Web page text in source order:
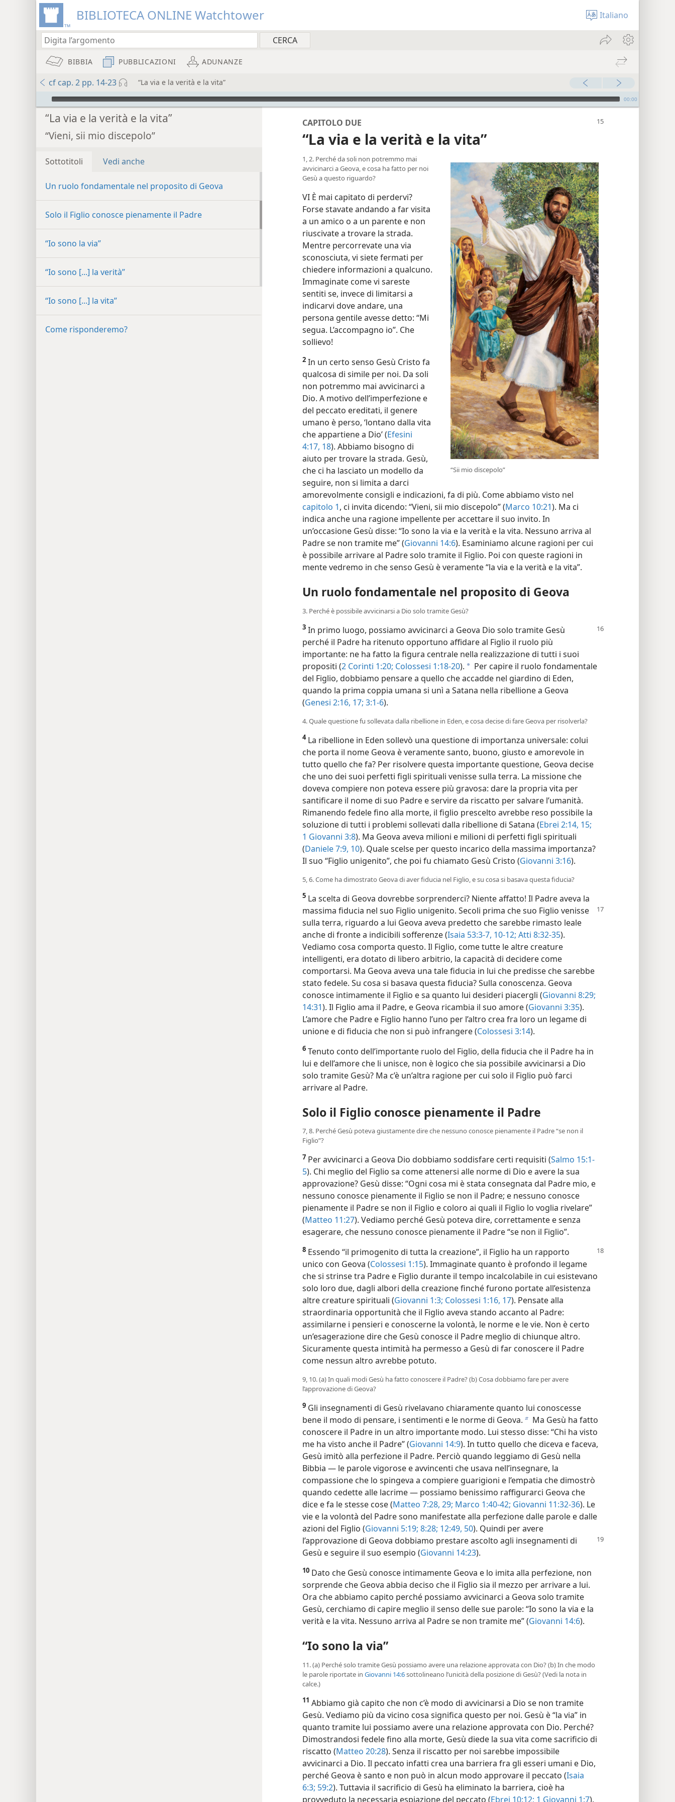
BIBLIOTECA ONLINE Watchtower Italiano
BIBBIA PUBBLICAZIONI ADUNANZE
cf cap. 2 pp. 14-23 “La via e la verità e la vita”
Audio Player 00:00
“La via e la verità e la vita”
“Vieni, sii mio discepolo”
Sottotitoli Vedi anche
Un ruolo fondamentale nel proposito di Geova
Solo il Figlio conosce pienamente il Padre
“Io sono la via”
“Io sono [...] la verità”
“Io sono [...] la vita”
Come risponderemo?
CAPITOLO DUE
“La via e la verità e la vita”
“Sii mio discepolo”
1, 2. Perché da soli non potremmo mai
avvicinarci a Geova, e cosa ha fatto per noi
Gesù a questo riguardo?
VI È mai capitato di perdervi?
Forse stavate andando a far visita
a un amico o a un parente e non
riuscivate a trovare la strada.
Mentre percorrevate una via
sconosciuta, vi siete fermati per
chiedere informazioni a qualcuno.
Immaginate come vi sareste
sentiti se, invece di limitarsi a
indicarvi dove andare, una
persona gentile avesse detto: “Mi
segua. L’accompagno io”. Che
sollievo!
2 In un certo senso Gesù Cristo fa
qualcosa di simile per noi. Da soli
non potremmo mai avvicinarci a
Dio. A motivo dell’imperfezione e
del peccato ereditati, il genere
umano è perso, ‘lontano dalla vita
che appartiene a Dio’ (Efesini
4:17, 18). Abbiamo bisogno di
aiuto per trovare la strada. Gesù,
che ci ha lasciato un modello da
seguire, non si limita a darci
amorevolmente consigli e indicazioni, fa di più. Come abbiamo visto nel
capitolo 1, ci invita dicendo: “Vieni, sii mio discepolo” (Marco 10:21). Ma ci
indica anche una ragione impellente per accettare il suo invito. In
un’occasione Gesù disse: “Io sono la via e la verità e la vita. Nessuno arriva al
Padre se non tramite me” (Giovanni 14:6). Esaminiamo alcune ragioni per cui
è possibile arrivare al Padre solo tramite il Figlio. Poi con queste ragioni in
mente vedremo in che senso Gesù è veramente “la via e la verità e la vita”.
Un ruolo fondamentale nel proposito di Geova
3. Perché è possibile avvicinarsi a Dio solo tramite Gesù?
3 In primo luogo, possiamo avvicinarci a Geova Dio solo tramite Gesù
perché il Padre ha ritenuto opportuno affidare al Figlio il ruolo più
importante: ne ha fatto la figura centrale nella realizzazione di tutti i suoi
propositi (2 Corinti 1:20; Colossesi 1:18-20). a Per capire il ruolo fondamentale
del Figlio, dobbiamo pensare a quello che accadde nel giardino di Eden,
quando la prima coppia umana si unì a Satana nella ribellione a Geova
(Genesi 2:16, 17; 3:1-6).
4. Quale questione fu sollevata dalla ribellione in Eden, e cosa decise di fare Geova per risolverla?
4La ribellione in Eden sollevò una questione di importanza universale: colui
che porta il nome Geova è veramente santo, buono, giusto e amorevole in
tutto quello che fa? Per risolvere questa importante questione, Geova decise
che uno dei suoi perfetti figli spirituali venisse sulla terra. La missione che
doveva compiere non poteva essere più gravosa: dare la propria vita per
santificare il nome di suo Padre e servire da riscatto per salvare l’umanità.
Rimanendo fedele fino alla morte, il figlio prescelto avrebbe reso possibile la
soluzione di tutti i problemi sollevati dalla ribellione di Satana (Ebrei 2:14, 15;
1 Giovanni 3:8). Ma Geova aveva milioni e milioni di perfetti figli spirituali
(Daniele 7:9, 10). Quale scelse per questo incarico della massima importanza?
Il suo “Figlio unigenito”, che poi fu chiamato Gesù Cristo (Giovanni 3:16).
5, 6. Come ha dimostrato Geova di aver fiducia nel Figlio, e su cosa si basava questa fiducia?
5 La scelta di Geova dovrebbe sorprenderci? Niente affatto! Il Padre aveva la
massima fiducia nel suo Figlio unigenito. Secoli prima che suo Figlio venisse
sulla terra, riguardo a lui Geova aveva predetto che sarebbe rimasto leale
anche di fronte a indicibili sofferenze (Isaia 53:3-7, 10-12; Atti 8:32-35).
Vediamo cosa comporta questo. Il Figlio, come tutte le altre creature
intelligenti, era dotato di libero arbitrio, la capacità di decidere come
comportarsi. Ma Geova aveva una tale fiducia in lui che predisse che sarebbe
stato fedele. Su cosa si basava questa fiducia? Sulla conoscenza. Geova
conosce intimamente il Figlio e sa quanto lui desideri piacergli (Giovanni 8:29;
14:31). Il Figlio ama il Padre, e Geova ricambia il suo amore (Giovanni 3:35).
L’amore che Padre e Figlio hanno l’uno per l’altro crea fra loro un legame di
unione e di fiducia che non si può infrangere (Colossesi 3:14).
6 Tenuto conto dell’importante ruolo del Figlio, della fiducia che il Padre ha in
lui e dell’amore che li unisce, non è logico che sia possibile avvicinarsi a Dio
solo tramite Gesù? Ma c’è un’altra ragione per cui solo il Figlio può farci
arrivare al Padre.
Solo il Figlio conosce pienamente il Padre
7, 8. Perché Gesù poteva giustamente dire che nessuno conosce pienamente il Padre “se non il
Figlio”?
7 Per avvicinarci a Geova Dio dobbiamo soddisfare certi requisiti (Salmo 15:1-
5). Chi meglio del Figlio sa come attenersi alle norme di Dio e avere la sua
approvazione? Gesù disse: “Ogni cosa mi è stata consegnata dal Padre mio, e
nessuno conosce pienamente il Figlio se non il Padre; e nessuno conosce
pienamente il Padre se non il Figlio e coloro ai quali il Figlio lo voglia rivelare”
(Matteo 11:27). Vediamo perché Gesù poteva dire, correttamente e senza
esagerare, che nessuno conosce pienamente il Padre “se non il Figlio”.
8 Essendo “il primogenito di tutta la creazione”, il Figlio ha un rapporto
unico con Geova (Colossesi 1:15). Immaginate quanto è profondo il legame
che si strinse tra Padre e Figlio durante il tempo incalcolabile in cui esistevano
solo loro due, dagli albori della creazione finché furono portate all’esistenza
altre creature spirituali (Giovanni 1:3; Colossesi 1:16, 17). Pensate alla
straordinaria opportunità che il Figlio aveva stando accanto al Padre:
assimilarne i pensieri e conoscerne la volontà, le norme e le vie. Non è certo
un’esagerazione dire che Gesù conosce il Padre meglio di chiunque altro.
Sicuramente questa intimità ha permesso a Gesù di far conoscere il Padre
come nessun altro avrebbe potuto.
9, 10. (a) In quali modi Gesù ha fatto conoscere il Padre? (b) Cosa dobbiamo fare per avere
l’approvazione di Geova?
9 Gli insegnamenti di Gesù rivelavano chiaramente quanto lui conoscesse
bene il modo di pensare, i sentimenti e le norme di Geova. b Ma Gesù ha fatto
conoscere il Padre in un altro importante modo. Lui stesso disse: “Chi ha visto
me ha visto anche il Padre” (Giovanni 14:9). In tutto quello che diceva e faceva,
Gesù imitò alla perfezione il Padre. Perciò quando leggiamo di Gesù nella
Bibbia — le parole vigorose e avvincenti che usava nell’insegnare, la
compassione che lo spingeva a compiere guarigioni e l’empatia che dimostrò
quando cedette alle lacrime — possiamo benissimo raffigurarci Geova che
dice e fa le stesse cose (Matteo 7:28, 29; Marco 1:40-42; Giovanni 11:32-36). Le
vie e la volontà del Padre sono manifestate alla perfezione dalle parole e dalle
azioni del Figlio (Giovanni 5:19; 8:28; 12:49, 50). Quindi per avere
l’approvazione di Geova dobbiamo prestare ascolto agli insegnamenti di
Gesù e seguire il suo esempio (Giovanni 14:23).
10 Dato che Gesù conosce intimamente Geova e lo imita alla perfezione, non
sorprende che Geova abbia deciso che il Figlio sia il mezzo per arrivare a lui.
Ora che abbiamo capito perché possiamo avvicinarci a Geova solo tramite
Gesù, cerchiamo di capire meglio il senso delle sue parole: “Io sono la via e la
verità e la vita. Nessuno arriva al Padre se non tramite me” (Giovanni 14:6).
“Io sono la via”
11. (a) Perché solo tramite Gesù possiamo avere una relazione approvata con Dio? (b) In che modo
le parole riportate in Giovanni 14:6sottolineano l’unicità della posizione di Gesù? (Vedi la nota in
calce.)
11 Abbiamo già capito che non c’è modo di avvicinarsi a Dio se non tramite
Gesù. Vediamo più da vicino cosa significa questo per noi. Gesù è “la via” in
quanto tramite lui possiamo avere una relazione approvata con Dio. Perché?
Dimostrandosi fedele fino alla morte, Gesù diede la sua vita come sacrificio di
riscatto (Matteo 20:28). Senza il riscatto per noi sarebbe impossibile
avvicinarci a Dio. Il peccato infatti crea una barriera fra gli esseri umani e Dio,
perché Geova è santo e non può in alcun modo approvare il peccato (Isaia
6:3; 59:2). Tuttavia il sacrificio di Gesù ha eliminato la barriera, cioè ha
provveduto la necessaria espiazione del peccato (Ebrei 10:12; 1 Giovanni 1:7).